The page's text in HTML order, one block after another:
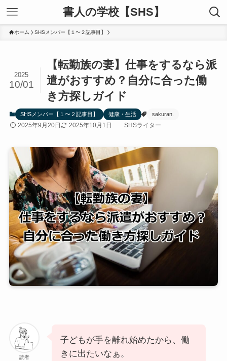
書人の学校【SHS】
ホーム SHSメンバー【１〜２記事目】
【転勤族の妻】仕事をするなら派
遣がおすすめ？自分に合った働
き方探しガイド
2025
10/01
SHSメンバー【１〜２記事目】 健康・生活 sakuran.
2025年9月20日 2025年10月1日 SHSライター
読者
子どもが手を離れ始めたから、働
きに出たいなぁ。